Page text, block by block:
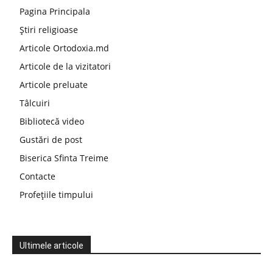
Pagina Principala
Știri religioase
Articole Ortodoxia.md
Articole de la vizitatori
Articole preluate
Tâlcuiri
Bibliotecă video
Gustări de post
Biserica Sfinta Treime
Contacte
Profețiile timpului
Ultimele articole